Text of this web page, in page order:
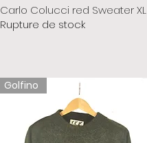
Carlo Colucci red Sweater XL
Rupture de stock
Golfino